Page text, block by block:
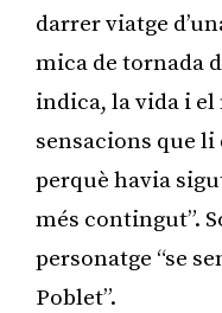
darrer viatge
mica de tornada
indica, la vida i el
sensacions que li
perquè havia
més contingut”.
personatge “se
Poblet”.